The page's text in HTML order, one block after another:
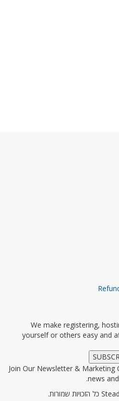
We make registering,
yourself or others easy and
Join Our Newsletter & Marketing
news